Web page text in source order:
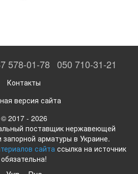
578-01-78 050 710-31-21
Контакты
версия сайта
© 2017 - 2026
поставщик нержавеющей
запорной арматуры в Украине.
сайтассылка на источник
обязательна!